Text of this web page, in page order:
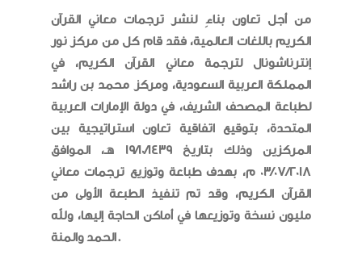
من أجل تعاون بناءِ لنشر ترجمات معاني القرآن
الكريم باللغات العالمية، فقد قام كل من مركز نور
إنترناشونال لترجمة معاني القرآن الكريم، في
المملكة العربية السعودية، ومركز محمد بن راشد
لطباعة المصحف الشريف، في دولة الإمارات العربية
المتحدة، بتوقيع اتفاقية تعاون استراتيجية بين
المركزين وذلك بتاريخ 19/10/1439 هـ، الموافق
03/07/2018 م، بهدف طباعة وتوزيع ترجمات معاني
القرآن الكريم، وقد تم تنفيذ الطبعة الأولى من
مليون نسخة وتوزيعها في أماكن الحاجة إليها، ولله
الحمد والمنة.